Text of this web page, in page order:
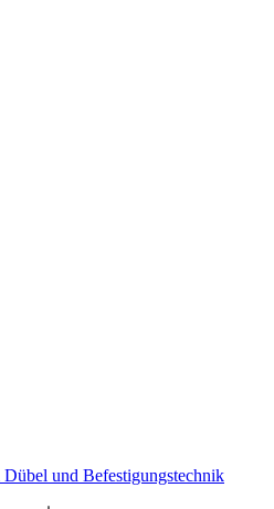
Dübel und Befestigungstechnik